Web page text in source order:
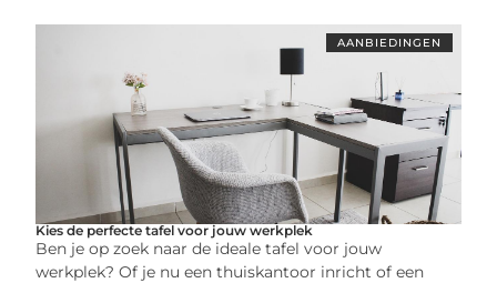
AANBIEDINGEN
Kies de perfecte tafel voor jouw werkplek
Ben je op zoek naar de ideale tafel voor jouw
werkplek? Of je nu een thuiskantoor inricht of een